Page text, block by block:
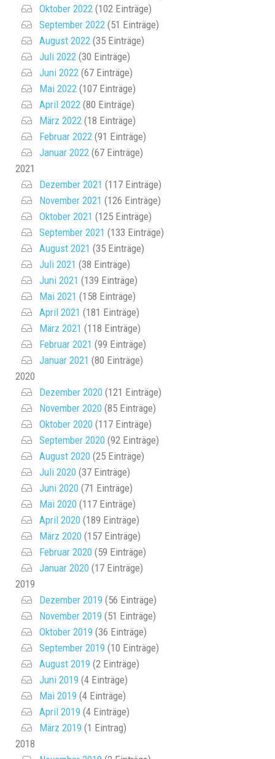
Oktober 2022 (102 Einträge)
September 2022 (51 Einträge)
August 2022 (35 Einträge)
Juli 2022 (30 Einträge)
Juni 2022 (67 Einträge)
Mai 2022 (107 Einträge)
April 2022 (80 Einträge)
März 2022 (18 Einträge)
Februar 2022 (91 Einträge)
Januar 2022 (67 Einträge)
2021
Dezember 2021 (117 Einträge)
November 2021 (126 Einträge)
Oktober 2021 (125 Einträge)
September 2021 (133 Einträge)
August 2021 (35 Einträge)
Juli 2021 (38 Einträge)
Juni 2021 (139 Einträge)
Mai 2021 (158 Einträge)
April 2021 (181 Einträge)
März 2021 (118 Einträge)
Februar 2021 (99 Einträge)
Januar 2021 (80 Einträge)
2020
Dezember 2020 (121 Einträge)
November 2020 (85 Einträge)
Oktober 2020 (117 Einträge)
September 2020 (92 Einträge)
August 2020 (25 Einträge)
Juli 2020 (37 Einträge)
Juni 2020 (71 Einträge)
Mai 2020 (117 Einträge)
April 2020 (189 Einträge)
März 2020 (157 Einträge)
Februar 2020 (59 Einträge)
Januar 2020 (17 Einträge)
2019
Dezember 2019 (56 Einträge)
November 2019 (51 Einträge)
Oktober 2019 (36 Einträge)
September 2019 (10 Einträge)
August 2019 (2 Einträge)
Juni 2019 (4 Einträge)
Mai 2019 (4 Einträge)
April 2019 (4 Einträge)
März 2019 (1 Eintrag)
2018